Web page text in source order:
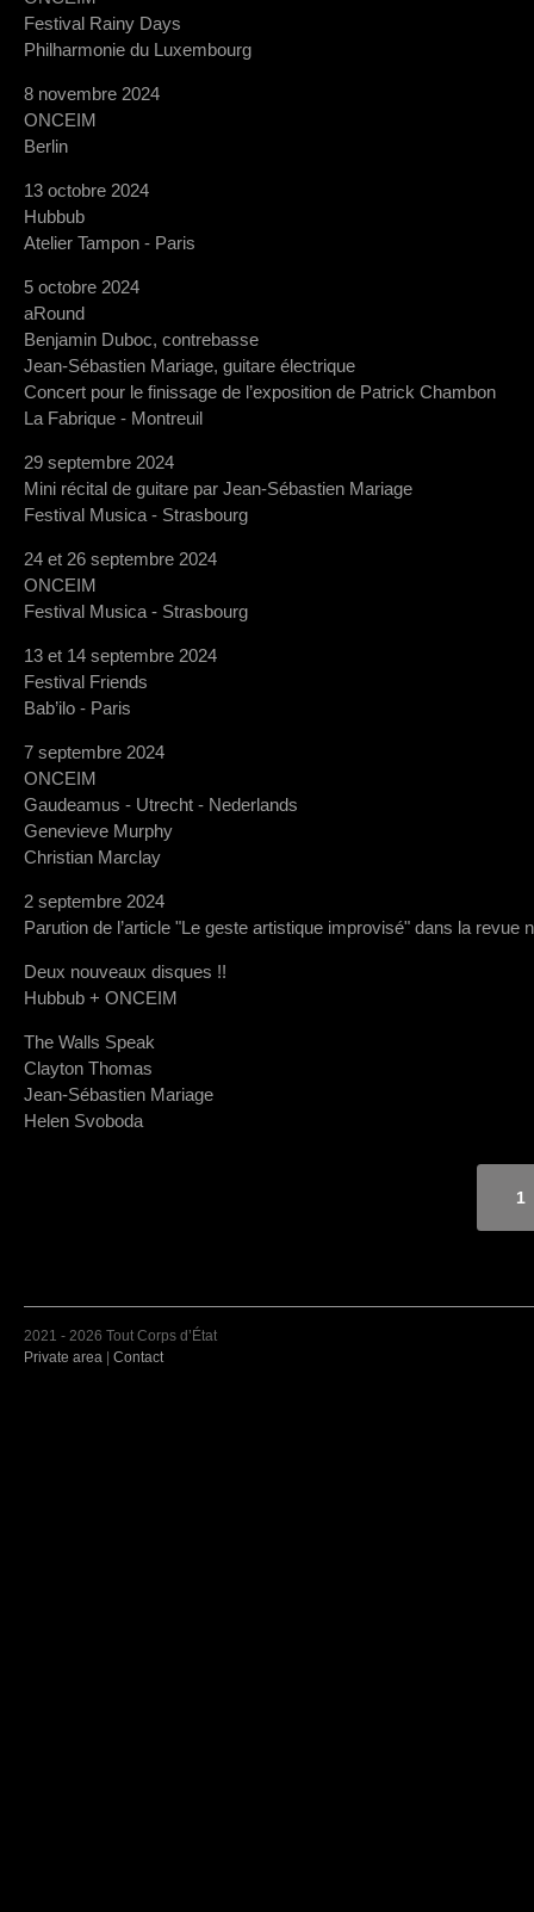
Festival Rainy Days
Philharmonie du Luxembourg
8 novembre 2024
ONCEIM
Berlin
13 octobre 2024
Hubbub
Atelier Tampon - Paris
5 octobre 2024
aRound
Benjamin Duboc, contrebasse
Jean-Sébastien Mariage, guitare électrique
Concert pour le finissage de l’exposition de Patrick Chambon
La Fabrique - Montreuil
29 septembre 2024
Mini récital de guitare par Jean-Sébastien Mariage
Festival Musica - Strasbourg
24 et 26 septembre 2024
ONCEIM
Festival Musica - Strasbourg
13 et 14 septembre 2024
Festival Friends
Bab’ilo - Paris
7 septembre 2024
ONCEIM
Gaudeamus - Utrecht - Nederlands
Genevieve Murphy
Christian Marclay
2 septembre 2024
Parution de l’article "Le geste artistique improvisé" dans la revue
Deux nouveaux disques !!
Hubbub + ONCEIM
The Walls Speak
Clayton Thomas
Jean-Sébastien Mariage
Helen Svoboda
1
2021 - 2026 Tout Corps d’État
Private area | Contact